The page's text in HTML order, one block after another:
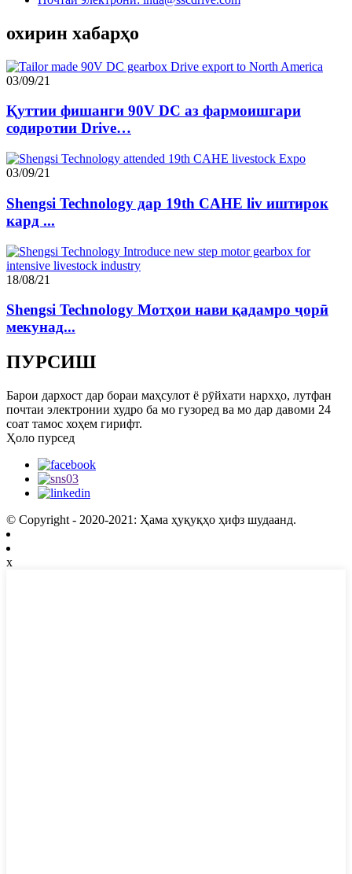
охирин хабарҳо
03/09/21
Қуттии фишанги 90V DC аз фармоишгари
содиротии Drive…
03/09/21
Shengsi Technology дар 19th CAHE liv иштирок
кард ...
18/08/21
Shengsi Technology Мотҳои нави қадамро ҷорӣ
мекунад...
ПУРСИШ
Барои дархост дар бораи маҳсулот ё рӯйхати нархҳо, лутфан
почтаи электронии худро ба мо гузоред ва мо дар давоми 24
соат тамос хоҳем гирифт.
Ҳоло пурсед
© Copyright - 2020-2021: Ҳама ҳуқуқҳо ҳифз шудаанд.
x